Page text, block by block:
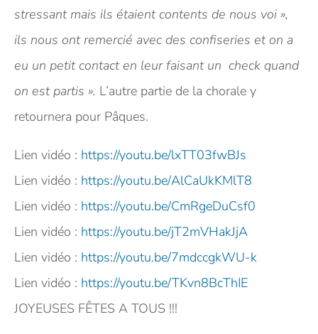
stressant mais ils étaient contents de nous voi »,
ils nous ont remercié avec des confiseries et on a
eu un petit contact en leur faisant un check quand
on est partis ». L’autre partie de la chorale y
retournera pour Pâques.
Lien vidéo : https://youtu.be/lxTT03fwBJs
Lien vidéo : https://youtu.be/AlCaUkKMlT8
Lien vidéo : https://youtu.be/CmRgeDuCsf0
Lien vidéo : https://youtu.be/jT2mVHakJjA
Lien vidéo : https://youtu.be/7mdccgkWU-k
Lien vidéo : https://youtu.be/TKvn8BcThIE
JOYEUSES FÊTES A TOUS !!!